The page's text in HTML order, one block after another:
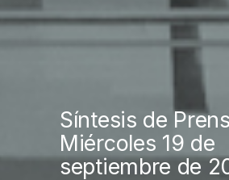
Síntesis de
Miércoles 19 de
septiembre de